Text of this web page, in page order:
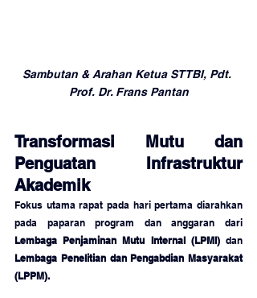
Sambutan & Arahan Ketua STTBI, Pdt.
Prof. Dr. Frans Pantan
Transformasi Mutu dan
Penguatan Infrastruktur
Akademik
Fokus utama rapat pada hari pertama diarahkan
Lembaga Penjaminan Mutu Internal (LPMI)
Lembaga Penelitian dan Pengabdian Masyarakat
(LPPM).